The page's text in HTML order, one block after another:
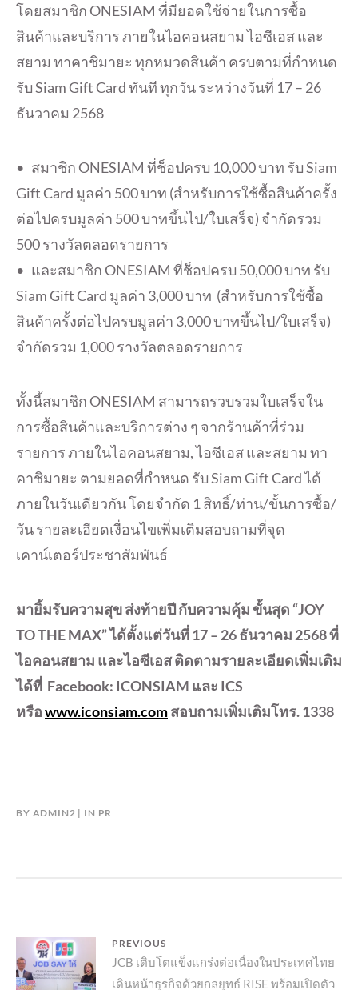
โดยสมาชิก ONESIAM ที่มียอดใช้จ่ายในการซื้อ
สินค้าและบริการ ภายในไอคอนสยาม ไอซีเอส และ
สยาม ทาคาชิมายะ ทุกหมวดสินค้า ครบตามที่กำหนด
รับ Siam Gift Card ทันที ทุกวัน ระหว่างวันที่ 17 – 26
ธันวาคม 2568
• สมาชิก ONESIAM ที่ช็อปครบ 10,000 บาท รับ Siam
Gift Card มูลค่า 500 บาท (สำหรับการใช้ซื้อสินค้าครั้ง
ต่อไปครบมูลค่า 500 บาทขึ้นไป/ใบเสร็จ) จำกัดรวม
500 รางวัลตลอดรายการ
• และสมาชิก ONESIAM ที่ช็อปครบ 50,000 บาท รับ
Siam Gift Card มูลค่า 3,000 บาท (สำหรับการใช้ซื้อ
สินค้าครั้งต่อไปครบมูลค่า 3,000 บาทขึ้นไป/ใบเสร็จ)
จำกัดรวม 1,000 รางวัลตลอดรายการ
ทั้งนี้สมาชิก ONESIAM สามารถรวบรวมใบเสร็จใน
การซื้อสินค้าและบริการต่าง ๆ จากร้านค้าที่ร่วม
รายการ ภายในไอคอนสยาม, ไอซีเอส และสยาม ทา
คาชิมายะ ตามยอดที่กำหนด รับ Siam Gift Card ได้
ภายในวันเดียวกัน โดยจำกัด 1 สิทธิ์/ท่าน/ขั้นการซื้อ/
วัน รายละเอียดเงื่อนไขเพิ่มเติมสอบถามที่จุด
เคาน์เตอร์ประชาสัมพันธ์
มายิ้มรับความสุข ส่งท้ายปี กับความคุ้ม ขั้นสุด “JOY
TO THE MAX” ได้ตั้งแต่วันที่ 17 – 26 ธันวาคม 2568 ที่
ไอคอนสยาม และไอซีเอส ติดตามรายละเอียดเพิ่มเติม
ได้ที่ Facebook: ICONSIAM และ ICS
หรือwww.iconsiam.comสอบถามเพิ่มเติมโทร. 1338
BY ADMIN2 IN PR
แนะแนว
เรื่อง
PREVIOUS
Previous
JCB เติบโตแข็งแกร่งต่อเนื่องในประเทศไทย
เดินหน้าธุรกิจด้วยกลยุทธ์ RISE พร้อมเปิดตัว